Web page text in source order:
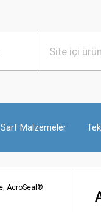
Sarf Malzemeler